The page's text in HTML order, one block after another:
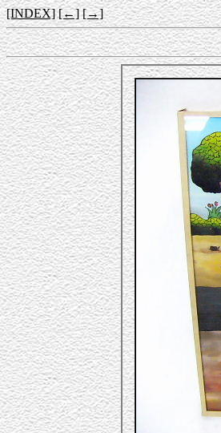
[INDEX] [←] [→]